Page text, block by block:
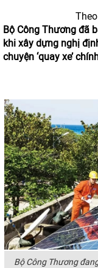
Bộ Công Thương đã
khi xây dựng nghị
chuyện ‘quay xe’
Bộ Công Thương